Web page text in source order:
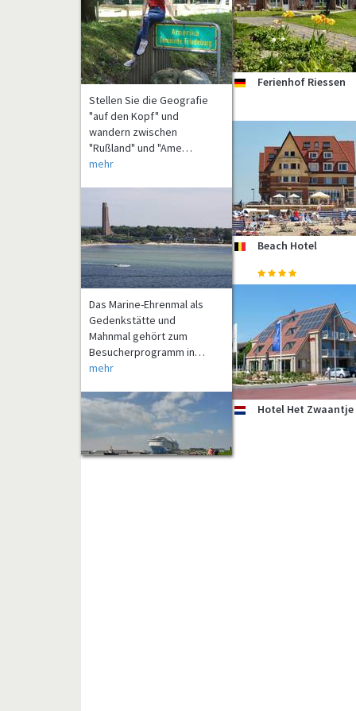
Stellen Sie die Geografie
"auf den Kopf" und
wandern zwischen
"Rußland" und "Ame…
mehr
Das Marine-Ehrenmal als
Gedenkstätte und
Mahnmal gehört zum
Besucherprogramm in…
mehr
de Ferienhof Riessen
be Beach Hotel
nl Hotel Het Zwaantje